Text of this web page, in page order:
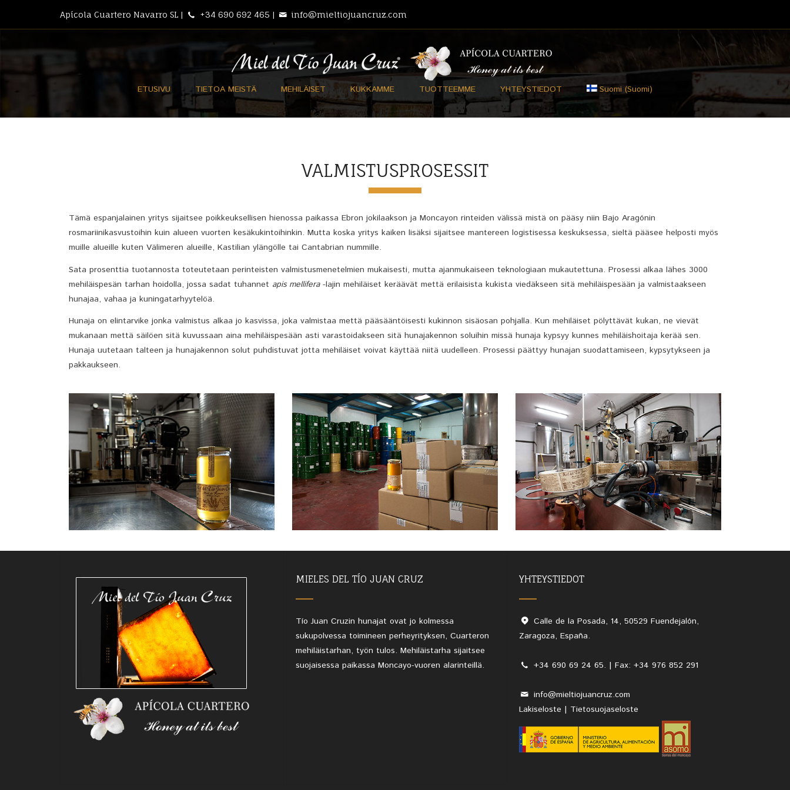
Apícola Cuartero Navarro SL | +34 690 692 465 | info@mieltiojuancruz.com
ETUSIVU TIETOA MEISTÄ MEHILÄISET KUKKAMME TUOTTEEMME YHTEYSTIEDOT Suomi (Suomi)
VALMISTUSPROSESSIT
Tämä espanjalainen yritys sijaitsee poikkeuksellisen hienossa paikassa Ebron jokilaakson ja Moncayon rinteiden välissä mistä on pääsy niin Bajo Aragónin
rosmariinikasvustoihin kuin alueen vuorten kesäkukintoihinkin. Mutta koska yritys kaiken lisäksi sijaitsee mantereen logistisessa keskuksessa, sieltä pääsee helposti myös
muille alueille kuten Välimeren alueille, Kastilian ylängölle tai Cantabrian nummille.
Sata prosenttia tuotannosta toteutetaan perinteisten valmistusmenetelmien mukaisesti, mutta ajanmukaiseen teknologiaan mukautettuna. Prosessi alkaa lähes 3000
mehiläispesän tarhan hoidolla, jossa sadat tuhannet apis mellifera-lajin mehiläiset keräävät mettä erilaisista kukista viedäkseen sitä mehiläispesään ja valmistaakseen
hunajaa, vahaa ja kuningatarhyytelöä.
Hunaja on elintarvike jonka valmistus alkaa jo kasvissa, joka valmistaa mettä pääsääntöisesti kukinnon sisäosan pohjalla. Kun mehiläiset pölyttävät kukan, ne vievät
mukanaan mettä säilöen sitä kuvussaan aina mehiläispesään asti varastoidakseen sitä hunajakennon soluihin missä hunaja kypsyy kunnes mehiläishoitaja kerää sen.
Hunaja uutetaan talteen ja hunajakennon solut puhdistuvat jotta mehiläiset voivat käyttää niitä uudelleen. Prosessi päättyy hunajan suodattamiseen, kypsytykseen ja
pakkaukseen.
MIELES DEL TÍO JUAN CRUZ
Tío Juan Cruzin hunajat ovat jo kolmessa
sukupolvessa toimineen perheyrityksen, Cuarteron
mehiläistarhan, työn tulos. Mehiläistarha sijaitsee
suojaisessa paikassa Moncayo-vuoren alarinteillä.
YHTEYSTIEDOT
Calle de la Posada, 14, 50529 Fuendejalón,
Zaragoza, España.
+34 690 69 24 65. | Fax: +34 976 852 291
info@mieltiojuancruz.com
Lakiseloste | Tietosuojaseloste